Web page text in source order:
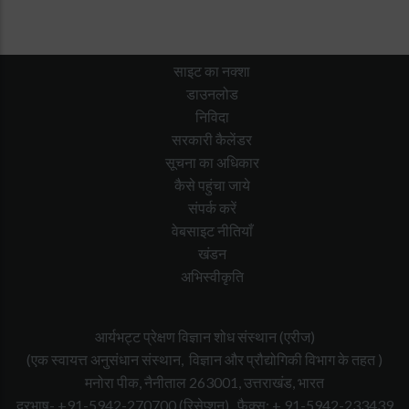
साइट का नक्शा
डाउनलोड
निविदा
सरकारी कैलेंडर
सूचना का अधिकार
कैसे पहुंचा जाये
संपर्क करें
वेबसाइट नीतियाँ
खंडन
अभिस्वीकृति
आर्यभट्ट प्रेक्षण विज्ञान शोध संस्थान (एरीज)
(एक स्वायत्त अनुसंधान संस्थान, विज्ञान और प्रौद्योगिकी विभाग के तहत )
मनोरा पीक, नैनीताल 263001, उत्तराखंड, भारत
दूरभाष- +91-5942-270700 (रिसेप्शन), फैक्स: + 91-5942-233439